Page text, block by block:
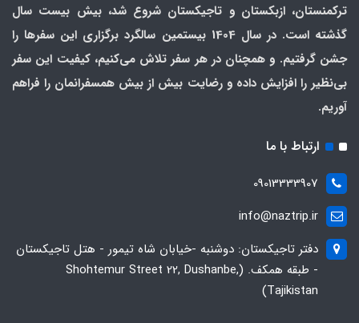
ترکمنستان، ازبکستان و تاجیکستان شروع شد، بیش بیست سال
گذشته است. در سال 1404 بیستمین سالگرد برگزاری این سفرها را
جشن گرفتیم. و همچنان در هر سفر تلاش می‌کنیم، کیفیت این سفر
بی‌نظیر را افزایش داده و رضایت بیش از بیش همسفرانمان را فراهم
آوریم.
ارتباط با ما
09013333907
info@naztrip.ir
دفتر تاجیکستان: دوشنبه -خیابان شاه تیمور - هتل تاجیکستان
- طبقه همکف. (Shohtemur Street 22, Dushanbe,
Tajikistan)